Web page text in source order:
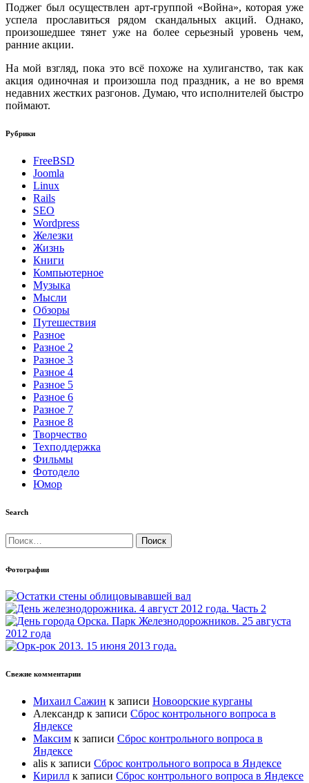
Поджег был осуществлен арт-группой «Война», которая уже
успела прославиться рядом скандальных акций. Однако,
произошедшее тянет уже на более серьезный уровень чем,
ранние акции.
На мой взгляд, пока это всё похоже на хулиганство, так как
акция одиночная и произошла под праздник, а не во время
недавних жестких разгонов. Думаю, что исполнителей быстро
поймают.
Рубрики
FreeBSD
Joomla
Linux
Rails
SEO
Wordpress
Железки
Жизнь
Книги
Компьютерное
Музыка
Мысли
Обзоры
Путешествия
Разное
Разное 2
Разное 3
Разное 4
Разное 5
Разное 6
Разное 7
Разное 8
Творчество
Техподдержка
Фильмы
Фотодело
Юмор
Search
Найти:
Фотографии
Свежие комментарии
Михаил Сажин к записи Новоорские курганы
Александр к записи Сброс контрольного вопроса в
Яндексе
Максим к записи Сброс контрольного вопроса в
Яндексе
alis к записи Сброс контрольного вопроса в Яндексе
Кирилл к записи Сброс контрольного вопроса в Яндексе